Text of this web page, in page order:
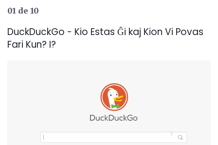
01 de 10
DuckDuckGo - Kio Estas Ĝi kaj Kion Vi Povas
Fari Kun? I?